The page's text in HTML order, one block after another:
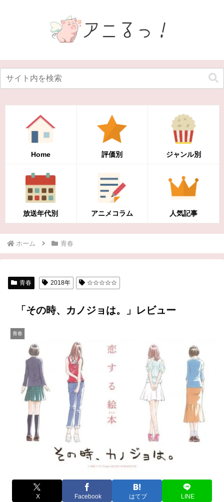
Home 評価別 ジャンル別
放送年代別 アニメコラム 人気記事
ホーム 青春
青春 2018年 ☆☆☆☆☆
「その時、カノジョは。」レビュー
青春
X Facebook はてブ LINE